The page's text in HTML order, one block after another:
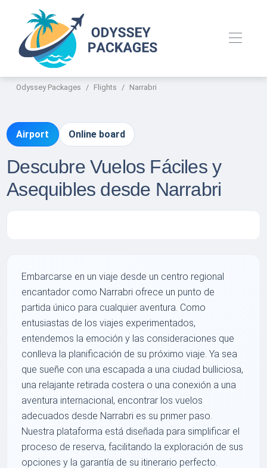
Odyssey Packages Flights Narrabri
Airport Online board
Descubre Vuelos Fáciles y
Asequibles desde Narrabri
Embarcarse en un viaje desde un centro regional
encantador como Narrabri ofrece un punto de
partida único para cualquier aventura. Como
entusiastas de los viajes experimentados,
entendemos la emoción y las consideraciones que
conlleva la planificación de su próximo viaje. Ya sea
que sueñe con una escapada a una ciudad bulliciosa,
una relajante retirada costera o una conexión a una
aventura internacional, encontrar los vuelos
adecuados desde Narrabri es su primer paso.
Nuestra plataforma está diseñada para simplificar el
proceso de reserva, facilitando la exploración de sus
opciones y la garantía de su itinerario perfecto.